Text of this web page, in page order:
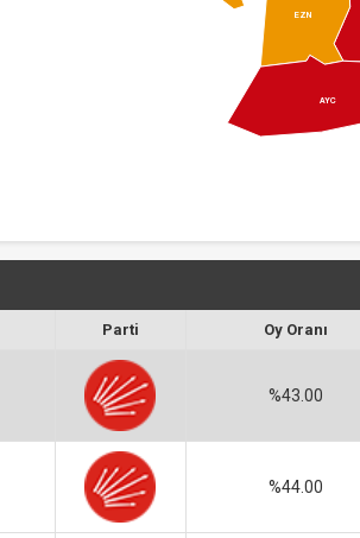
EZN
AYC
Parti Oy Oranı
%43.00
%44.00